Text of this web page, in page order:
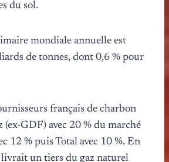
du sol.
mondiale annuelle est
de tonnes, dont 0,6 % pour
français de charbon
(ex-GDF) avec 20 % du marché
12 % puis Total avec 10 %. En
un tiers du gaz naturel